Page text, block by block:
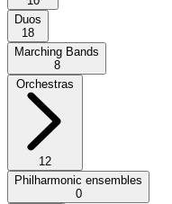
Duos
18
Marching Bands
8
12
Philharmonic ensembles
0